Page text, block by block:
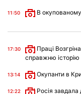
11:50 В
17:30
Праці
справжню
13:14 Окупанти в
12:22
Росія